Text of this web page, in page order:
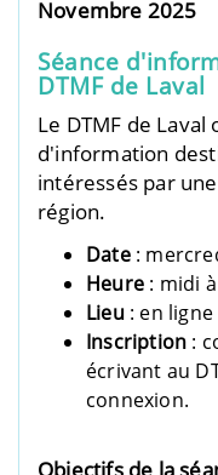
Novembre 2025
Séance
DTMF de Laval
Le DTMF de
d'information
intéressés par
région.
Date:
Heure : midi
Lieu: en ligne
Inscription :
écrivant au
connexion.